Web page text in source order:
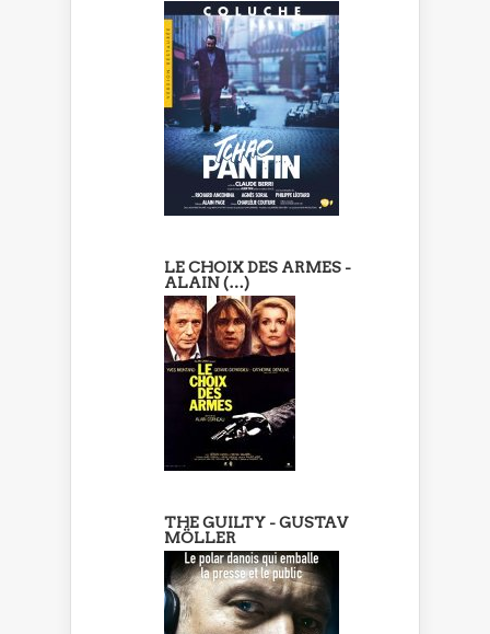
LE CHOIX DES ARMES -
ALAIN (…)
THE GUILTY - GUSTAV
MÖLLER